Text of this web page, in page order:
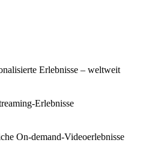
Erlebnisse – weltweit
Erlebnisse
On-demand-Videoerlebnisse